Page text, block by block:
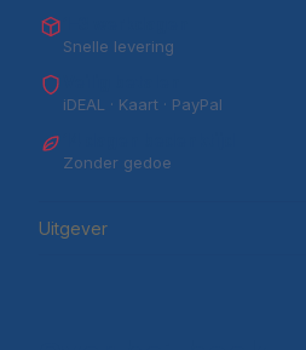
Snelle levering
iDEAL · Kaart · PayPal
Zonder gedoe
Uitgever